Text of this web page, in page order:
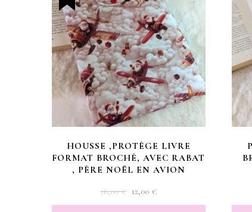
HOUSSE ,PROTÈGE LIVRE
FORMAT BROCHÉ, AVEC RABAT
, PÈRE NOËL EN AVION
16,00€ LE
PRIX
12,00 €LE
PRIX